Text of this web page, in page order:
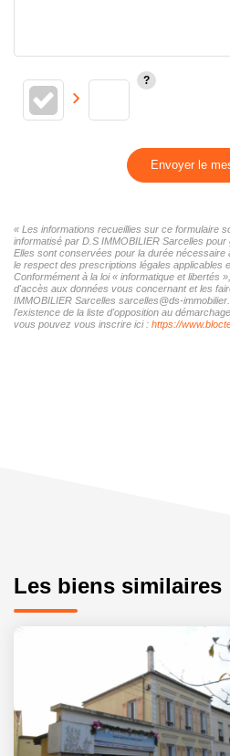
Envoyer le
« Les informations recueillies sur ce formulaire
informatisé par D.S IMMOBILIER Sarcelles
Elles sont conservées pour la durée nécessaire
le respect des prescriptions légales applicables
Conformément à la loi « informatique et libertés
d'accès aux données vous concernant et les
IMMOBILIER Sarcelles sarcelles@ds-
l'existence de la liste d'opposition au
vous pouvez vous inscrire ici : https://
Les biens similaires